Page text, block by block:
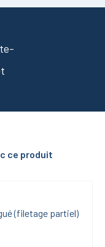
ce produit
(filetage partiel)